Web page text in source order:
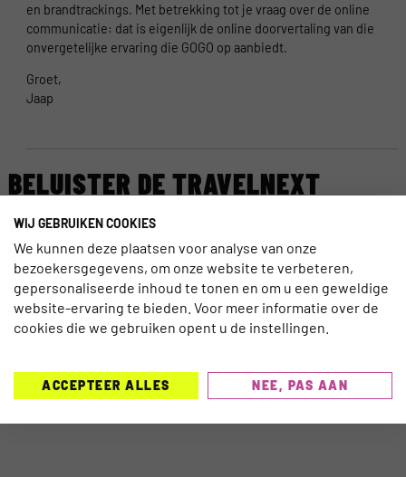
en brandtrackings. Met betrekking tot je vraag over de online
communicatie: dat is eigenlijk de online doorvertaling van die
onvergetelijke ervaring die GOGO op aanbiedt.
Groet,
Jaap
BELUISTER DE TRAVELNEXT
PODCAST
WIJ GEBRUIKEN COOKIES
We kunnen deze plaatsen voor analyse van onze
bezoekersgegevens, om onze website te verbeteren,
gepersonaliseerde inhoud te tonen en om u een geweldige
website-ervaring te bieden. Voor meer informatie over de
cookies die we gebruiken opent u de instellingen.
ACCEPTEER ALLES NEE, PAS AAN